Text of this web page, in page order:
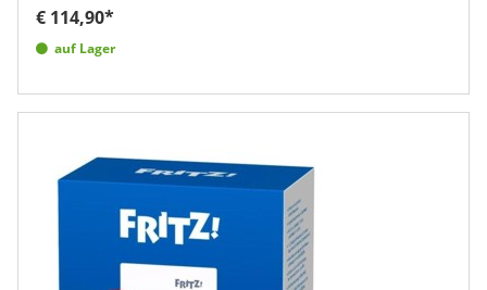
€ 114,90*
auf Lager